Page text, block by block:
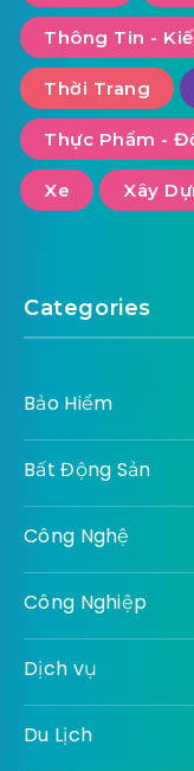
Thông Tin -
Thời Trang
Thực Phẩm -
Xe Xây
Categories
Bảo Hiểm
Bất Động Sản
Công Nghệ
Công Nghiệp
Dịch vụ
Du Lịch